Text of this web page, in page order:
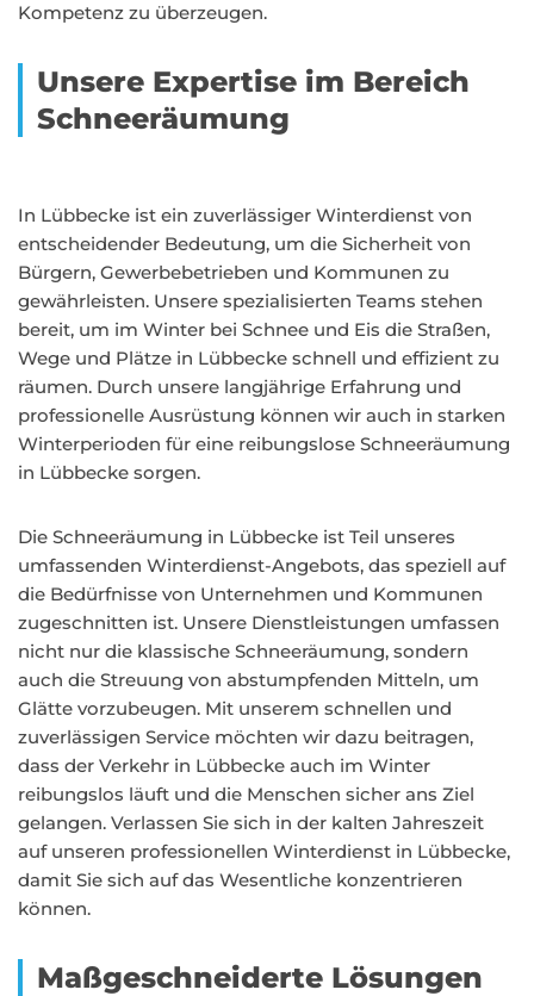
Kompetenz zu überzeugen.
Unsere Expertise im Bereich
Schneeräumung
In Lübbecke ist ein zuverlässiger Winterdienst von
entscheidender Bedeutung, um die Sicherheit von
Bürgern, Gewerbebetrieben und Kommunen zu
gewährleisten. Unsere spezialisierten Teams stehen
bereit, um im Winter bei Schnee und Eis die Straßen,
Wege und Plätze in Lübbecke schnell und effizient zu
räumen. Durch unsere langjährige Erfahrung und
professionelle Ausrüstung können wir auch in starken
Winterperioden für eine reibungslose Schneeräumung
in Lübbecke sorgen.
Die Schneeräumung in Lübbecke ist Teil unseres
umfassenden Winterdienst-Angebots, das speziell auf
die Bedürfnisse von Unternehmen und Kommunen
zugeschnitten ist. Unsere Dienstleistungen umfassen
nicht nur die klassische Schneeräumung, sondern
auch die Streuung von abstumpfenden Mitteln, um
Glätte vorzubeugen. Mit unserem schnellen und
zuverlässigen Service möchten wir dazu beitragen,
dass der Verkehr in Lübbecke auch im Winter
reibungslos läuft und die Menschen sicher ans Ziel
gelangen. Verlassen Sie sich in der kalten Jahreszeit
auf unseren professionellen Winterdienst in Lübbecke,
damit Sie sich auf das Wesentliche konzentrieren
können.
Maßgeschneiderte Lösungen